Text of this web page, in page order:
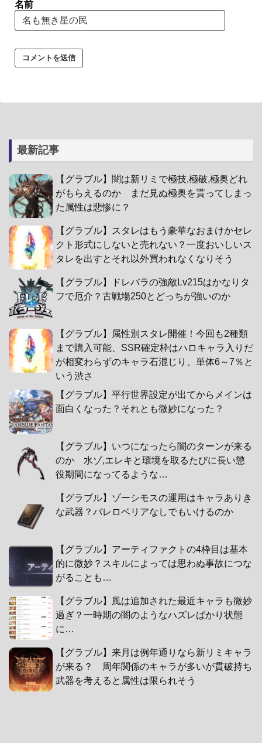
名前
最新記事
【グラブル】闇は新リミで極技,極破,極奥どれ
がもらえるのか まだ見ぬ極奥を貰ってしまっ
た属性は悲惨に？
【グラブル】スタレはもう豪華なおまけかセレ
クト形式にしないと売れない？一度おいしいス
タレを出すとそれ以外買われなくなりそう
【グラブル】ドレバラの強敵Lv215はかなりタ
フで厄介？古戦場250とどっちが強いのか
【グラブル】属性別スタレ開催！今回も2種類
まで購入可能、SSR確定枠はハロキャラ入りだ
が相変わらずのキャラ石混じり、単体6～7％と
いう渋さ
【グラブル】平行世界設定が出てからメインは
面白くなった？それとも微妙になった？
【グラブル】いつになったら闇のターンが来る
のか 水ゾ,エレキと環境を取るたびに長い懲
役期間になってるような…
【グラブル】ゾーシモスの運用はキャラありき
な武器？バレロベリアなしでもいけるのか
【グラブル】アーティファクトの4枠目は基本
的に微妙？スキルによっては思わぬ事故につな
がることも…
【グラブル】風は追加された最近キャラも微妙
過ぎ？一時期の闇のようなハズレばかり状態
に…
【グラブル】来月は例年通りなら新リミキャラ
が来る？ 周年関係のキャラが多いが貫破持ち
武器を考えると属性は限られそう